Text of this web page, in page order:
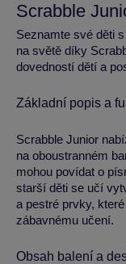
Scrabble
Seznamte své děti
na světě díky
dovedností dětí a
Základní popis a
Scrabble Junior
na oboustranném
mohou povídat o
starší děti se učí
a pestré prvky,
zábavnému učení.
Obsah balení a